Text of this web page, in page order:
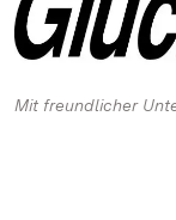
Mit freundlicher